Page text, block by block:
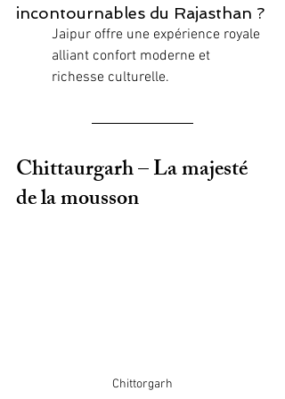
incontournables du Rajasthan ?
Jaipur offre une expérience royale
alliant confort moderne et
richesse culturelle.
Chittaurgarh – La majesté
de la mousson
Chittorgarh